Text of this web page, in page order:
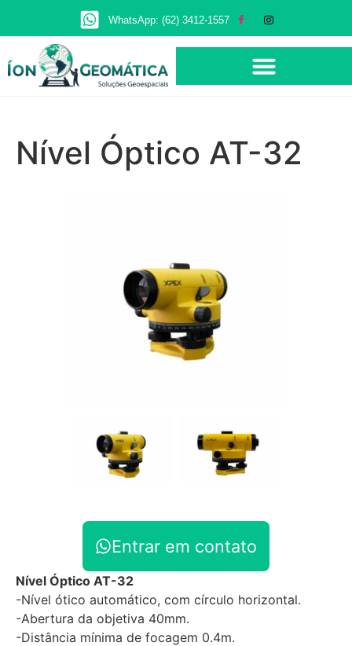
WhatsApp: (62) 3412-1557
Nível Óptico AT-32
Entrar em contato
Nível Óptico AT-32
-Nível ótico automático, com círculo horizontal.
-Abertura da objetiva 40mm.
-Distância mínima de focagem 0.4m.